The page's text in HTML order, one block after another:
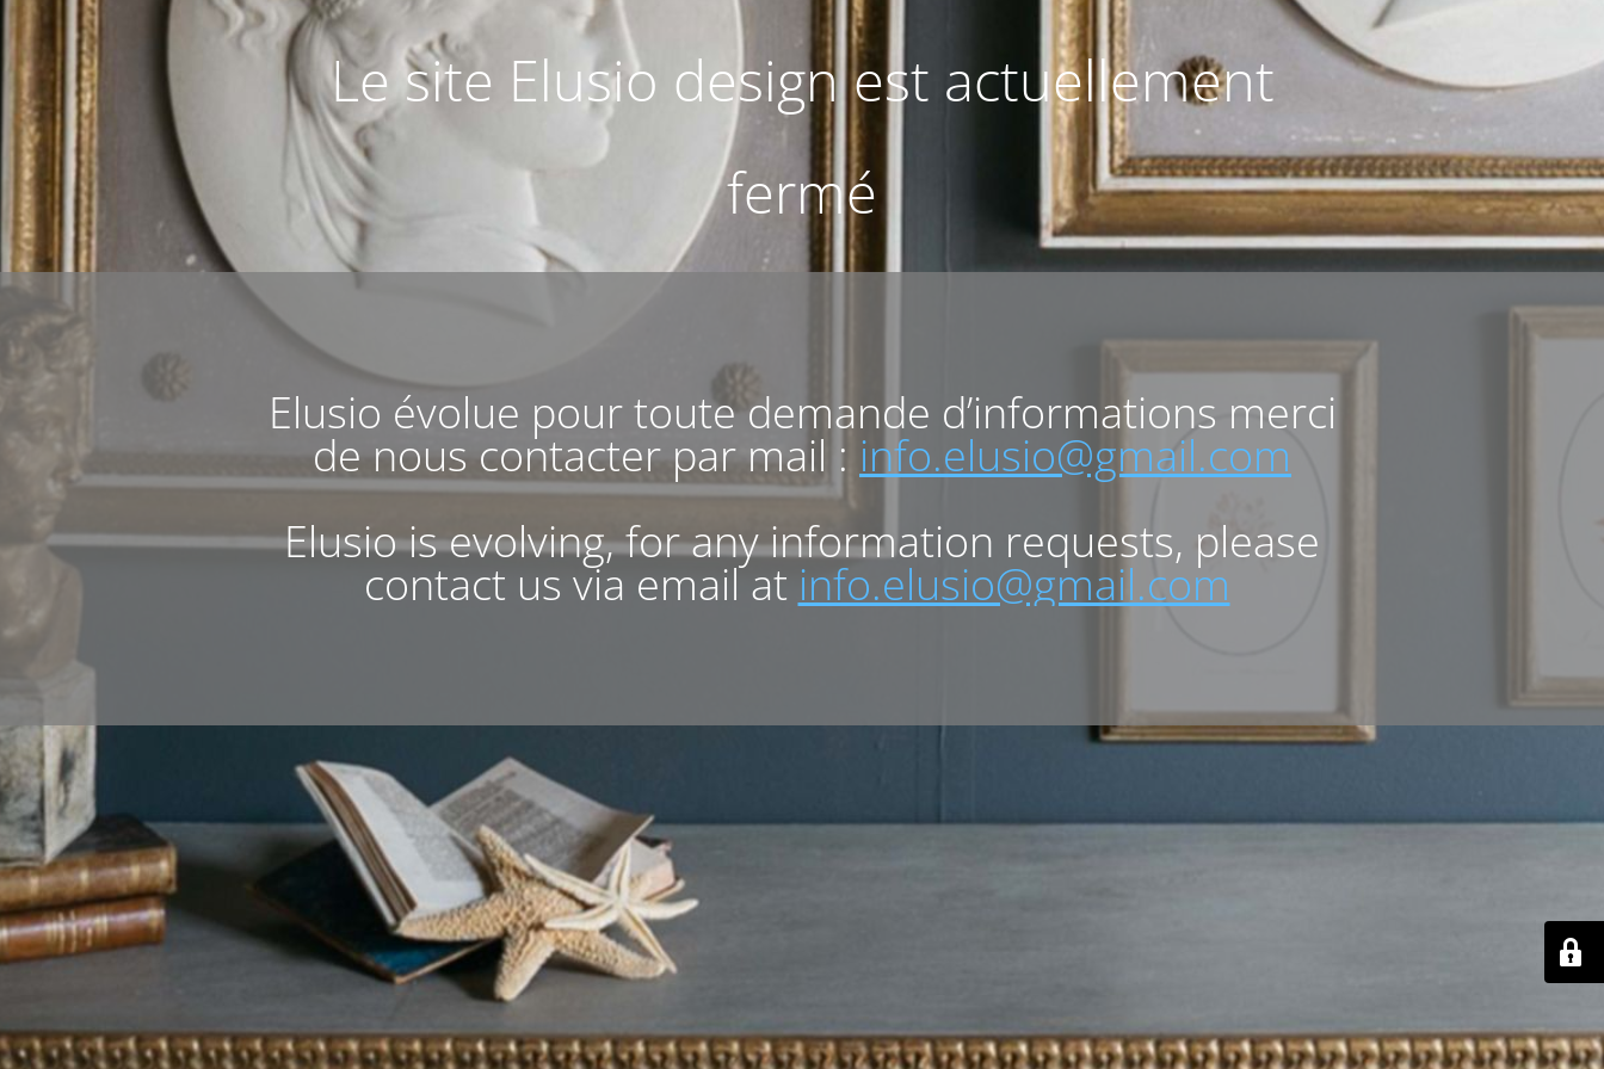
Le site Elusio design est actuellement
fermé
Elusio évolue pour toute demande d’informations merci
de nous contacter par mail : info.elusio@gmail.com
Elusio is evolving, for any information requests, please
contact us via email at info.elusio@gmail.com